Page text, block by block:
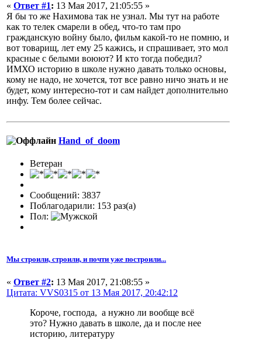
« Ответ #1: 13 Мая 2017, 21:05:55 »
Я бы то же Нахимова так не узнал. Мы тут на работе
как то телек смарели в обед, что-то там про
гражданскую войну было, фильм какой-то не помню, и
вот товарищ, лет ему 25 кажись, и спрашивает, это мол
красные с белыми воюют? И кто тогда победил?
ИМХО историю в школе нужно давать только основы,
кому не надо, не хочется, тот все равно ничо знать и не
будет, кому интересно-тот и сам найдет дополнительно
инфу. Тем более сейчас.
Hand_of_doom
Ветеран
Сообщений: 3837
Поблагодарили: 153 раз(а)
Пол:
Мы строили, строили, и почти уже построили...
« Ответ #2: 13 Мая 2017, 21:08:55 »
Цитата: VVS0315 от 13 Мая 2017, 20:42:12
Короче, господа, а нужно ли вообще всё
это? Нужно давать в школе, да и после нее
историю, литературу